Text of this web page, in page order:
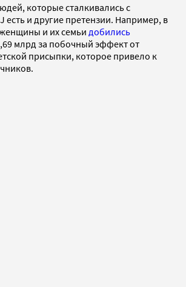
которые сталкивались с
есть и другие претензии. Например, в
и их семьи добились
млрд за побочный эффект от
присыпки, которое привело к